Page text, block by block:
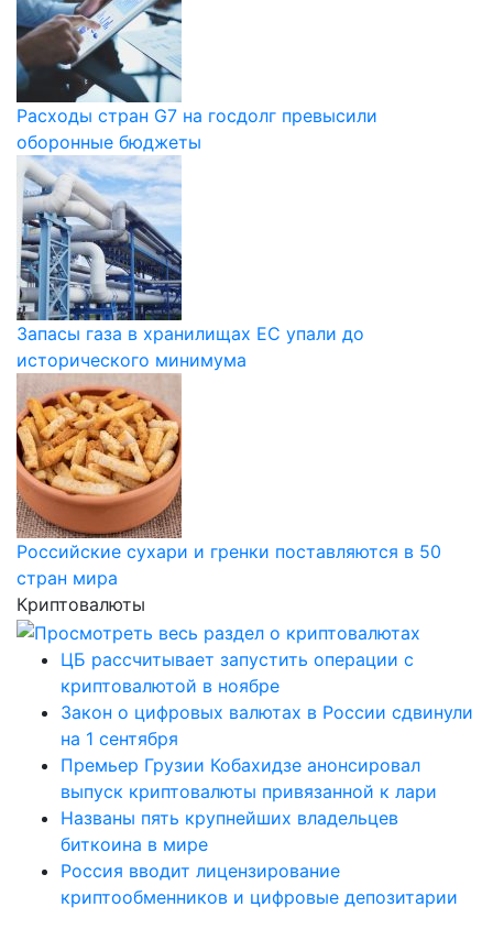
Расходы стран G7 на госдолг превысили
оборонные бюджеты
Запасы газа в хранилищах ЕС упали до
исторического минимума
Российские сухари и гренки поставляются в 50
стран мира
Криптовалюты
ЦБ рассчитывает запустить операции с
криптовалютой в ноябре
Закон о цифровых валютах в России сдвинули
на 1 сентября
Премьер Грузии Кобахидзе анонсировал
выпуск криптовалюты привязанной к лари
Названы пять крупнейших владельцев
биткоина в мире
Россия вводит лицензирование
криптообменников и цифровые депозитарии